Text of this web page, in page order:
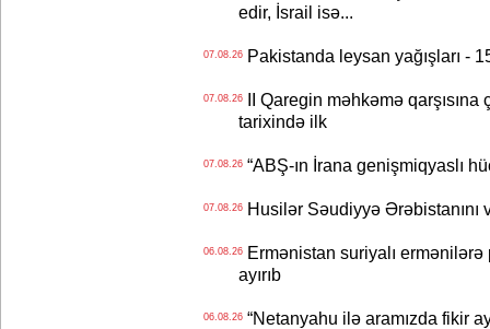
edir, İsrail isə...
07.08.26Pakistanda leysan yağışları -
07.08.26II Qaregin məhkəmə qarşısına
tarixində ilk
07.08.26“ABŞ-ın İrana genişmiqyaslı
07.08.26Husilər Səudiyyə Ərəbistanını
06.08.26Ermənistan suriyalı ermənilərə
ayırıb
06.08.26“Netanyahu ilə aramızda fikir